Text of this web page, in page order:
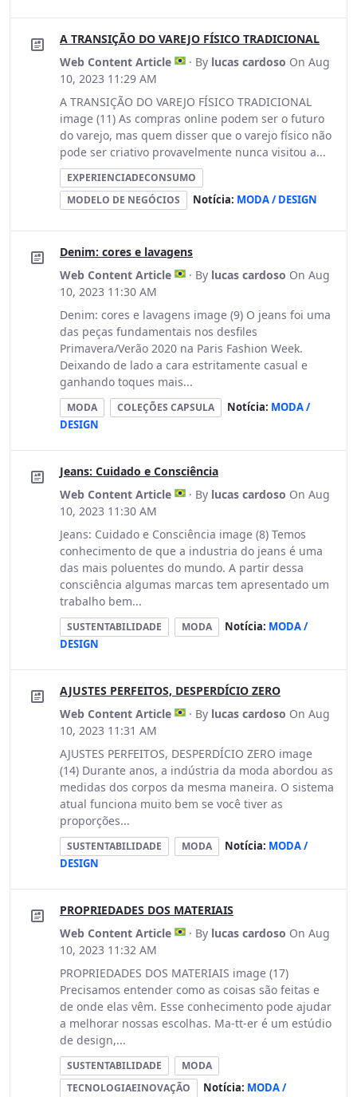
A TRANSIÇÃO DO VAREJO FÍSICO TRADICIONAL
Web Content Article
· By lucas cardoso On Aug
10, 2023 11:29 AM
A TRANSIÇÃO DO VAREJO FÍSICO TRADICIONAL
image (11) As compras online podem ser o futuro
do varejo, mas quem disser que o varejo físico não
pode ser criativo provavelmente nunca visitou a...
EXPERIENCIADECONSUMO
MODELO DE NEGÓCIOS
Notícia: MODA / DESIGN
Denim: cores e lavagens
Web Content Article
· By lucas cardoso On Aug
10, 2023 11:30 AM
Denim: cores e lavagens image (9) O jeans foi uma
das peças fundamentais nos desfiles
Primavera/Verão 2020 na Paris Fashion Week.
Deixando de lado a cara estritamente casual e
ganhando toques mais...
MODA COLEÇÕES CAPSULA Notícia: MODA /
DESIGN
Jeans: Cuidado e Consciência
Web Content Article
· By lucas cardoso On Aug
10, 2023 11:30 AM
Jeans: Cuidado e Consciência image (8) Temos
conhecimento de que a industria do jeans é uma
das mais poluentes do mundo. A partir dessa
consciência algumas marcas tem apresentado um
trabalho bem...
SUSTENTABILIDADE MODA Notícia: MODA /
DESIGN
AJUSTES PERFEITOS, DESPERDÍCIO ZERO
Web Content Article
· By lucas cardoso On Aug
10, 2023 11:31 AM
AJUSTES PERFEITOS, DESPERDÍCIO ZERO image
(14) Durante anos, a indústria da moda abordou as
medidas dos corpos da mesma maneira. O sistema
atual funciona muito bem se você tiver as
proporções...
SUSTENTABILIDADE MODA Notícia: MODA /
DESIGN
PROPRIEDADES DOS MATERIAIS
Web Content Article
· By lucas cardoso On Aug
10, 2023 11:32 AM
PROPRIEDADES DOS MATERIAIS image (17)
Precisamos entender como as coisas são feitas e
de onde elas vêm. Esse conhecimento pode ajudar
a melhorar nossas escolhas. Ma-tt-er é um estúdio
de design,...
SUSTENTABILIDADE
MODA
TECNOLOGIAEINOVAÇÃO
Notícia: MODA /